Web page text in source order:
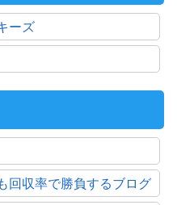
ーズ
回収率で勝負するブログ